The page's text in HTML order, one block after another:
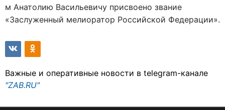
м Анатолию Васильевичу присвоено звание
«Заслуженный мелиоратор Российской Федерации».
Важные и оперативные новости в telegram-канале
"ZAB.RU"